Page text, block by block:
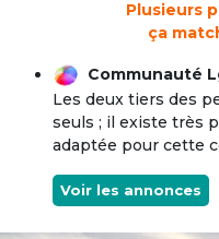
Plusieurs
ça
Communauté
Les deux tiers des
seuls ; il existe très
adaptée pour cette
Voir les annonces